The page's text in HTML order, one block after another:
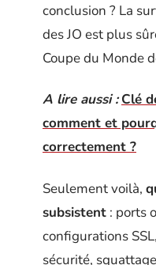
conclusion ? La
des JO est plus
Coupe du Monde
A lire aussi : Clé
comment et
correctement ?
Seulement voilà,
subsistent : ports
configurations
sécurité,